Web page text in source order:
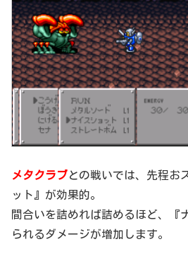
メタクラブとの戦いでは、先程お
ット』が効果的。
間合いを詰めれば詰めるほど、『
られるダメージが増加します。